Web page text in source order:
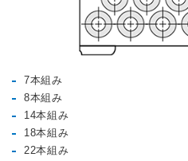
7本組み
8本組み
14本組み
18本組み
22本組み